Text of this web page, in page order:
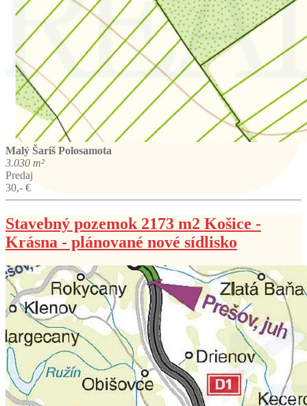
Malý Šariš Polosamota
3.030 m²
Predaj
30,- €
Stavebný pozemok 2173 m2 Košice -
Krásna - plánované nové sídlisko